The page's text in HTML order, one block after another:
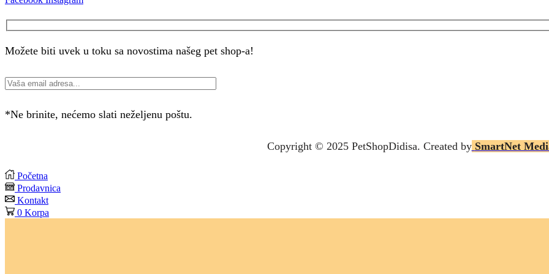
Možete biti uvek u toku sa novostima našeg pet shop-a!
*Ne brinite, nećemo slati neželjenu poštu.
Copyright © 2025 PetShopDidisa. Created by SmartNet
Početna
Prodavnica
Kontakt
0 Korpa